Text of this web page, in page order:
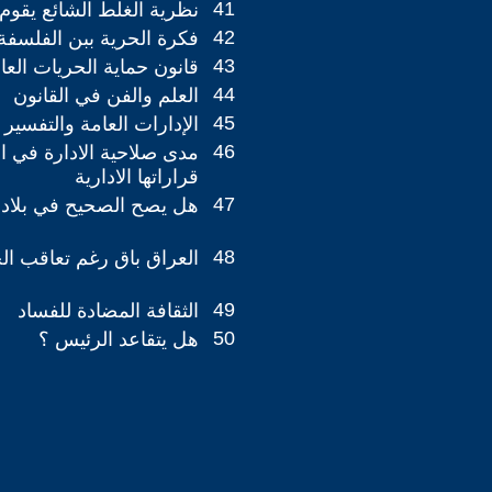
نظرية الغلط الشائع
41
فكرة الحرية ببن
42
قانون حماية الحريات
43
العلم والفن في القانون
44
الإدارات العامة
45
مدى صلاحية الادارة
قراراتها الادارية
46
هل يصح الصحيح في بلاد 47
العراق باق رغم تعاقب 48
الثقافة المضادة للفساد
49
هل يتقاعد الرئيس ؟
50